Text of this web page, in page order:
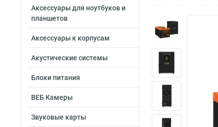
Аксессуары для ноутбуков и
планшетов
Аксессуары к корпусам
Акустические системы
Блоки питания
ВЕБ Камеры
Звуковые карты